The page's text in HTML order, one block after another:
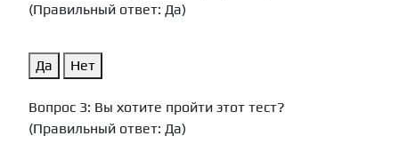
(Правильный ответ: Да)
Да Нет
Вопрос 3: Вы хотите пройти этот тест?
(Правильный ответ: Да)